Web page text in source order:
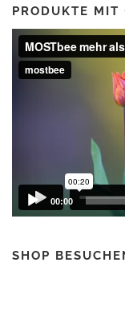
PRODUKTE
Video-
Player
00:00
SHOP